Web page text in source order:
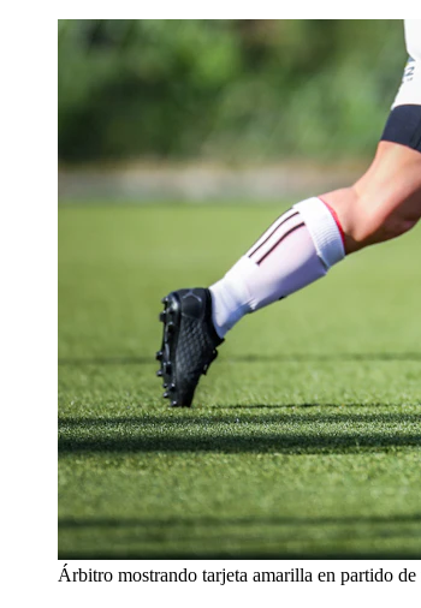
Árbitro mostrando tarjeta amarilla en partido